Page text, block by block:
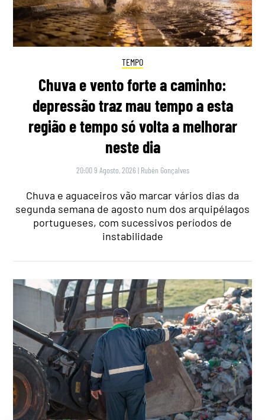
TEMPO
Chuva e vento forte a caminho:
depressão traz mau tempo a esta
região e tempo só volta a melhorar
neste dia
20:00 9 Agosto, 2026 | Rubén Gonçalves
Chuva e aguaceiros vão marcar vários dias da
segunda semana de agosto num dos arquipélagos
portugueses, com sucessivos períodos de
instabilidade